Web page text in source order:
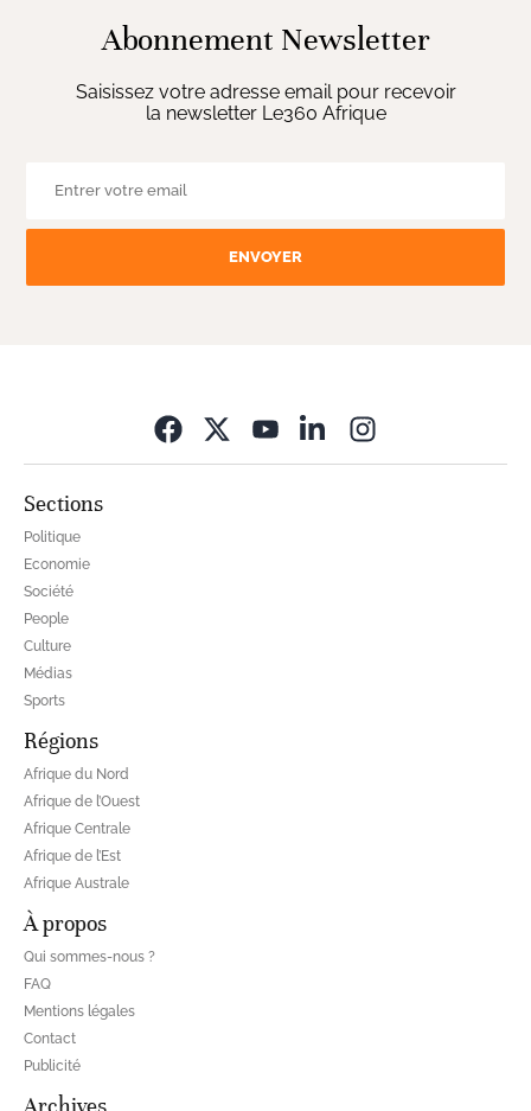
Abonnement Newsletter
Saisissez votre adresse email pour recevoir
la newsletter Le360 Afrique
ENVOYER
Sections
Politique
Economie
Société
People
Culture
Médias
Sports
Régions
Afrique du Nord
Afrique de l’Ouest
Afrique Centrale
Afrique de l’Est
Afrique Australe
À propos
Qui sommes-nous ?
FAQ
Mentions légales
Contact
Publicité